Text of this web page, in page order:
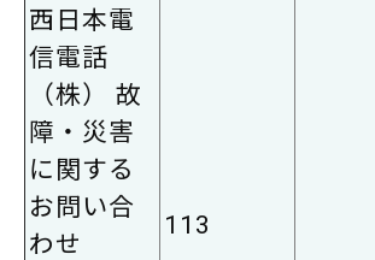
西日本電
信電話
（株） 故
障・災害
に関する
お問い合
わせ
113